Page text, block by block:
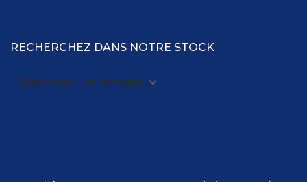
RECHERCHEZ DANS NOTRE STOCK